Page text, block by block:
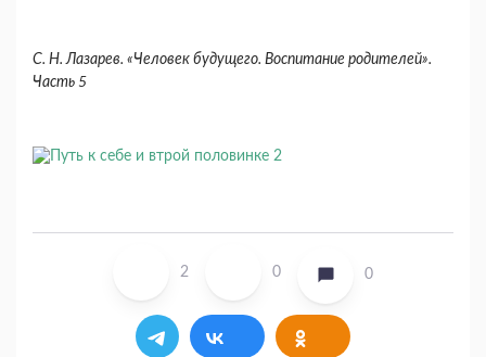
С. Н. Лазарев. «Человек будущего. Воспитание родителей».
Часть 5
2 0 0